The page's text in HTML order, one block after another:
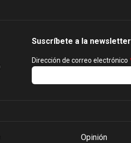
Suscríbete a la newsletter
Dirección de correo electrónico
Opinión